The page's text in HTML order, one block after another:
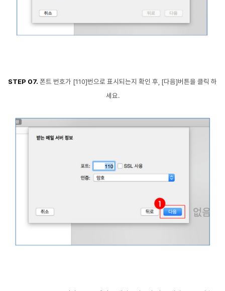
STEP 07. 폰트 번호가 [110]번으로 표시되는지 확인 후, [다음]버튼을 클릭 하
세요.